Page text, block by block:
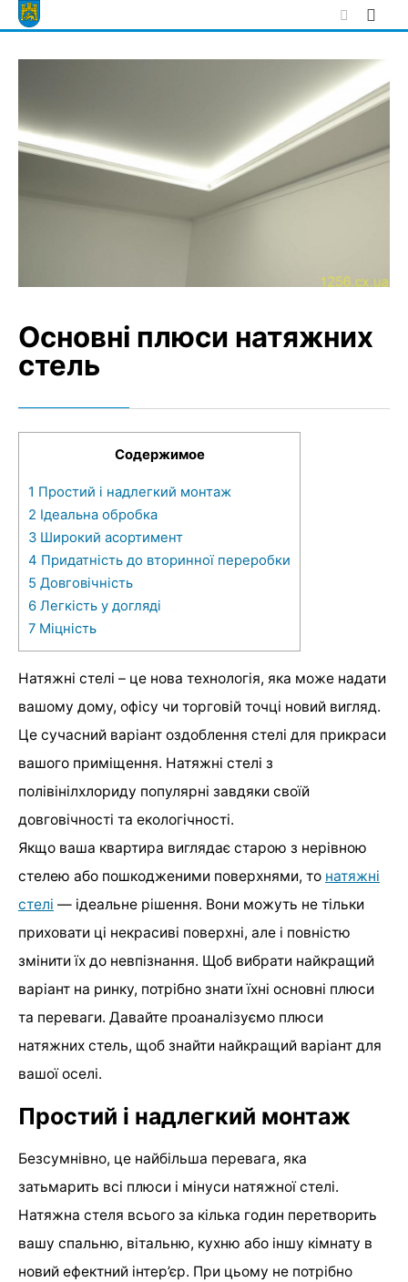
Skip
to
Основні плюси натяжних
стель
Содержимое
1 Простий і надлегкий монтаж
2 Ідеальна обробка
3 Широкий асортимент
4 Придатність до вторинної переробки
5 Довговічність
6 Легкість у догляді
7 Міцність
Натяжні стелі – це нова технологія, яка може надати
вашому дому, офісу чи торговій точці новий вигляд.
Це сучасний варіант оздоблення стелі для прикраси
вашого приміщення. Натяжні стелі з
полівінілхлориду популярні завдяки своїй
довговічності та екологічності.
Якщо ваша квартира виглядає старою з нерівною
стелею або пошкодженими поверхнями, то натяжні
стелі — ідеальне рішення. Вони можуть не тільки
приховати ці некрасиві поверхні, але і повністю
змінити їх до невпізнання. Щоб вибрати найкращий
варіант на ринку, потрібно знати їхні основні плюси
та переваги. Давайте проаналізуємо плюси
натяжних стель, щоб знайти найкращий варіант для
вашої оселі.
Простий і надлегкий монтаж
Безсумнівно, це найбільша перевага, яка
затьмарить всі плюси і мінуси натяжної стелі.
Натяжна стеля всього за кілька годин перетворить
вашу спальню, вітальню, кухню або іншу кімнату в
новий ефектний інтер’єр. При цьому не потрібно